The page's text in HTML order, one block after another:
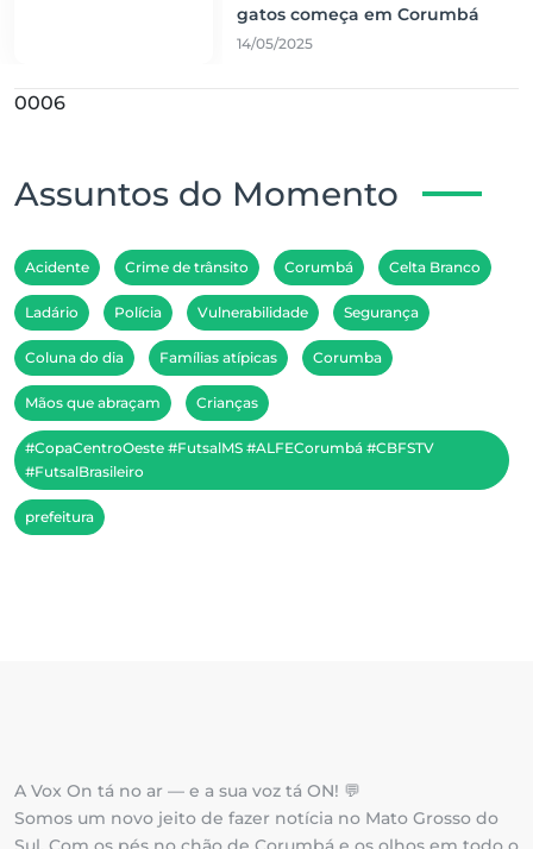
gatos começa em Corumbá
14/05/2025
0006
Assuntos do Momento
Acidente Crime de trânsito Corumbá Celta Branco
Ladário Polícia Vulnerabilidade Segurança
Coluna do dia Famílias atípicas Corumba
Mãos que abraçam Crianças
#CopaCentroOeste #FutsalMS #ALFECorumbá #CBFSTV
#FutsalBrasileiro
prefeitura
A Vox On tá no ar — e a sua voz tá ON! 💬
Somos um novo jeito de fazer notícia no Mato Grosso do